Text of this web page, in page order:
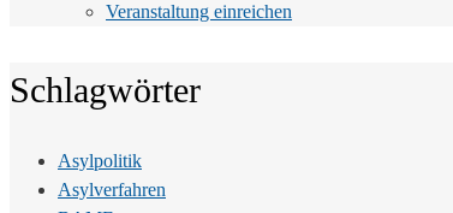
Veranstaltung einreichen
Schlagwörter
Asylpolitik
Asylverfahren